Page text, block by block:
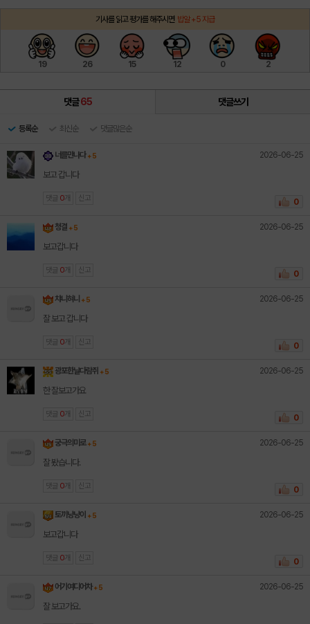
기사를 읽고 평가를 해주시면 밥알 +5 지급
19 26 15 12 0 2
댓글65 댓글쓰기
등록순 최신순 댓글많은순
너를만나다 + 5 2026-06-25
보고 갑니다
댓글 0 개 신고 0
청결 + 5 2026-06-25
보고갑니다
댓글 0 개 신고 0
챠니혀니 + 5 2026-06-25
잘 보고 갑니다
댓글 0 개 신고 0
광포한날다람쥐 + 5 2026-06-25
한 잘보고가요
댓글 0 개 신고 0
궁극의미로 + 5 2026-06-25
잘 봤습니다.
댓글 0 개 신고 0
토끼냥냥이 + 5 2026-06-25
보고갑니다
댓글 0 개 신고 0
어기여디어차 + 5 2026-06-25
잘 보고가요.